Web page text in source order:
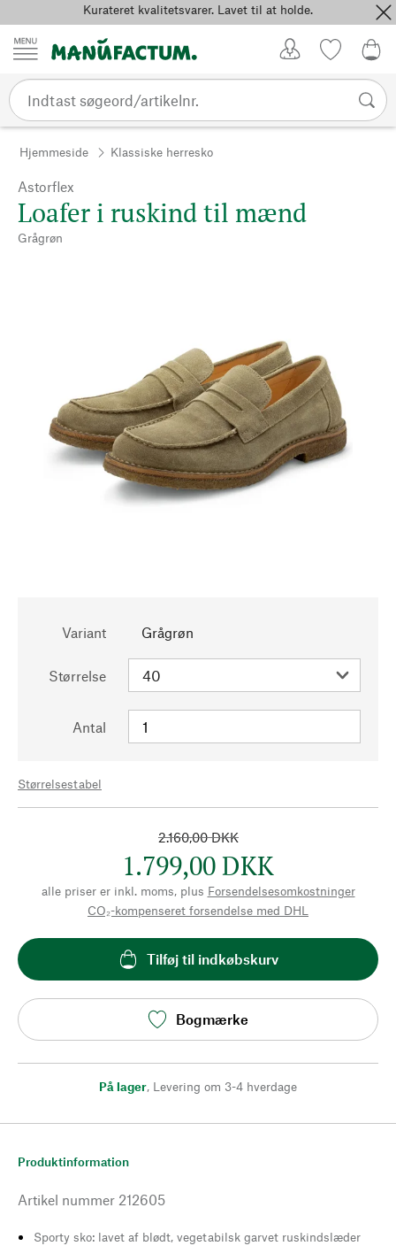
Spring til indholdKurateret kvalitetsvarer. Lavet til at holde.
Hjemmeside Klassiske herresko
Astorflex
Loafer i ruskind til mænd
Grågrøn
Variant Grågrøn
Størrelse
Antal
Størrelsestabel
2.160,00 DKK
1.799,00 DKK
alle priser er inkl. moms, plus Forsendelsesomkostninger
CO₂-kompenseret forsendelse med DHL
Tilføj til indkøbskurv
Bogmærke
På lager, Levering om 3-4 hverdage
Produktinformation
Artikel nummer 212605
Sporty sko: lavet af blødt, vegetabilsk garvet ruskindslæder